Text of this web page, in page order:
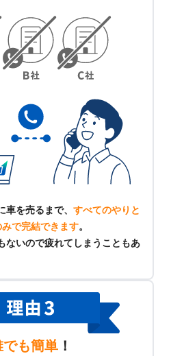
を売るまで、 すべてのやりと
で完結できます。
ないので疲れてしまうこともあ
でも簡単 ！